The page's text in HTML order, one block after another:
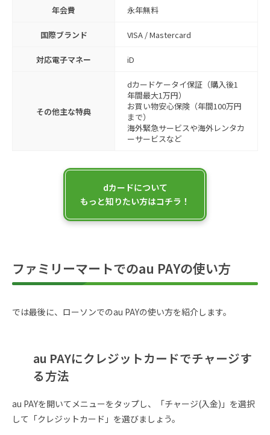
年会費 永年無料
国際ブランド VISA / Mastercard
対応電子マネー iD
その他主な特典
dカードケータイ保証（購入後1
年間最大1万円）
お買い物安心保険（年間100万円
まで）
海外緊急サービスや海外レンタカ
ーサービスなど
dカードについて
もっと知りたい方はコチラ！
ファミリーマートでのau PAYの使い方
では最後に、ローソンでのau PAYの使い方を紹介します。
au PAYにクレジットカードでチャージす
る方法
au PAYを開いてメニューをタップし、「チャージ(入金)」を選択
して「クレジットカード」を選びましょう。